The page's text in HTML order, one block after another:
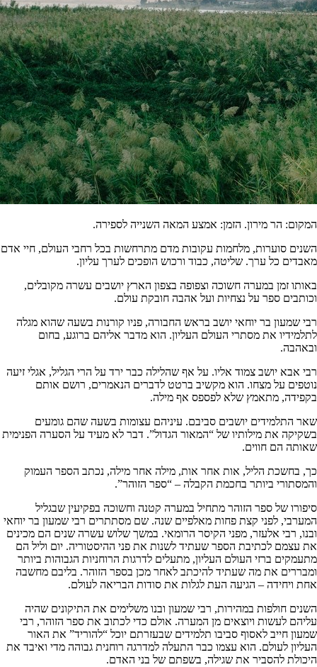
המקום: הר מירון. הזמן: אמצע המאה השנייה לספירה.
השנים סוערות, מלחמות עקובות מדם מתרחשות בכל רחבי העולם, חיי אדם
מאבדים כל ערך. שליטה, כבוד ורכוש הופכים לערך עליון.
באותו זמן במערה חשוכה וצפופה בצפון הארץ יושבים עשרה מקובלים,
וכותבים ספר על נצחיות ועל אהבה חובקת עולם.
רבי שמעון בר יוחאי יושב בראש החבורה, פניו קורנות בשעה שהוא מגלה
לתלמידיו את מסתרי העולם העליון. הוא מדבר אליהם ברוגע, בחום
ובאהבה.
רבי אבא יושב צמוד אליו. על אף שהלילה כבר ירד על הרי הגליל, אגלי זיעה
נוטפים על מצחו. הוא מקשיב ברטט לדברים הנאמרים, רושם אותם
בקפידה, מתאמץ שלא לפספס אף מילה.
שאר התלמידים יושבים סביבם. עיניהם עצומות בשעה שהם גומעים
בשקיקה את מילותיו של “המאור הגדול”. דבר לא מעיד על הסערה הפנימית
שאותה הם חווים.
כך, בחשכת הליל, אות אחר אות, מילה אחר מילה, נכתב הספר העמוק
והמסתורי ביותר בחכמת הקבלה – “ספר הזוהר”.
סיפורו של ספר הזוהר מתחיל במערה קטנה וחשוכה בפקיעין שבגליל
המערבי, לפני קצת פחות מאלפיים שנה. שם מסתתרים רבי שמעון בר יוחאי
ובנו, רבי אלעזר, מפני הקיסר הרומאי. במשך שלוש עשרה שנים הם מכינים
את עצמם לכתיבת הספר שעתיד לשנות את פני ההיסטוריה. יום וליל הם
מתעמקים ברזי העולם העליון, מתעלים לדרגות הרוחניות הגבוהות ביותר
ומבררים את מה שעתיד להיכתב לאחר מכן בספר הזוהר. בליבם מחשבה
אחת ויחידה – הגיעה העת לגלות את סודות הבריאה לעולם.
השנים חולפות במהירות, רבי שמעון ובנו משלימים את התיקונים שהיה
עליהם לעשות ויוצאים מן המערה. אולם כדי לכתוב את ספר הזוהר, רבי
שמעון חייב לאסוף סביבו תלמידים שבעזרתם יוכל “להוריד” את האור
העליון לעולם. הוא עצמו כבר התעלה למדרגה רוחנית גבוהה מדי ואיבד את
היכולת להסביר את שגילה, בשפתם של בני האדם.